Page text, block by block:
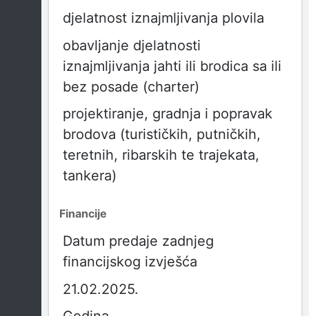
djelatnost iznajmljivanja plovila
obavljanje djelatnosti
iznajmljivanja jahti ili brodica sa ili
bez posade (charter)
projektiranje, gradnja i popravak
brodova (turističkih, putničkih,
teretnih, ribarskih te trajekata,
tankera)
Financije
Datum predaje zadnjeg
financijskog izvješća
21.02.2025.